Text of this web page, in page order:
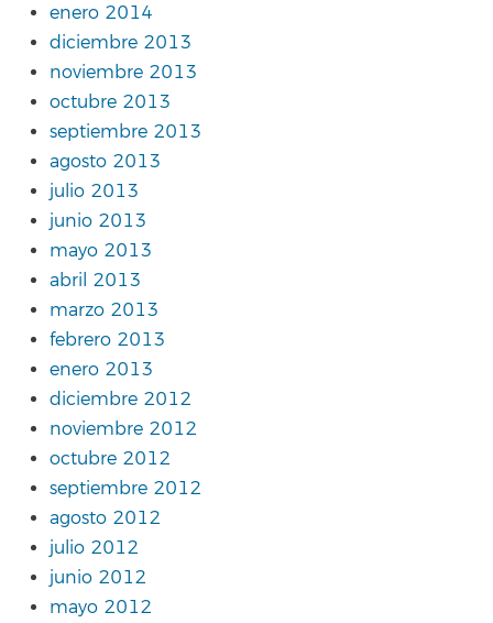
enero 2014
diciembre 2013
noviembre 2013
octubre 2013
septiembre 2013
agosto 2013
julio 2013
junio 2013
mayo 2013
abril 2013
marzo 2013
febrero 2013
enero 2013
diciembre 2012
noviembre 2012
octubre 2012
septiembre 2012
agosto 2012
julio 2012
junio 2012
mayo 2012